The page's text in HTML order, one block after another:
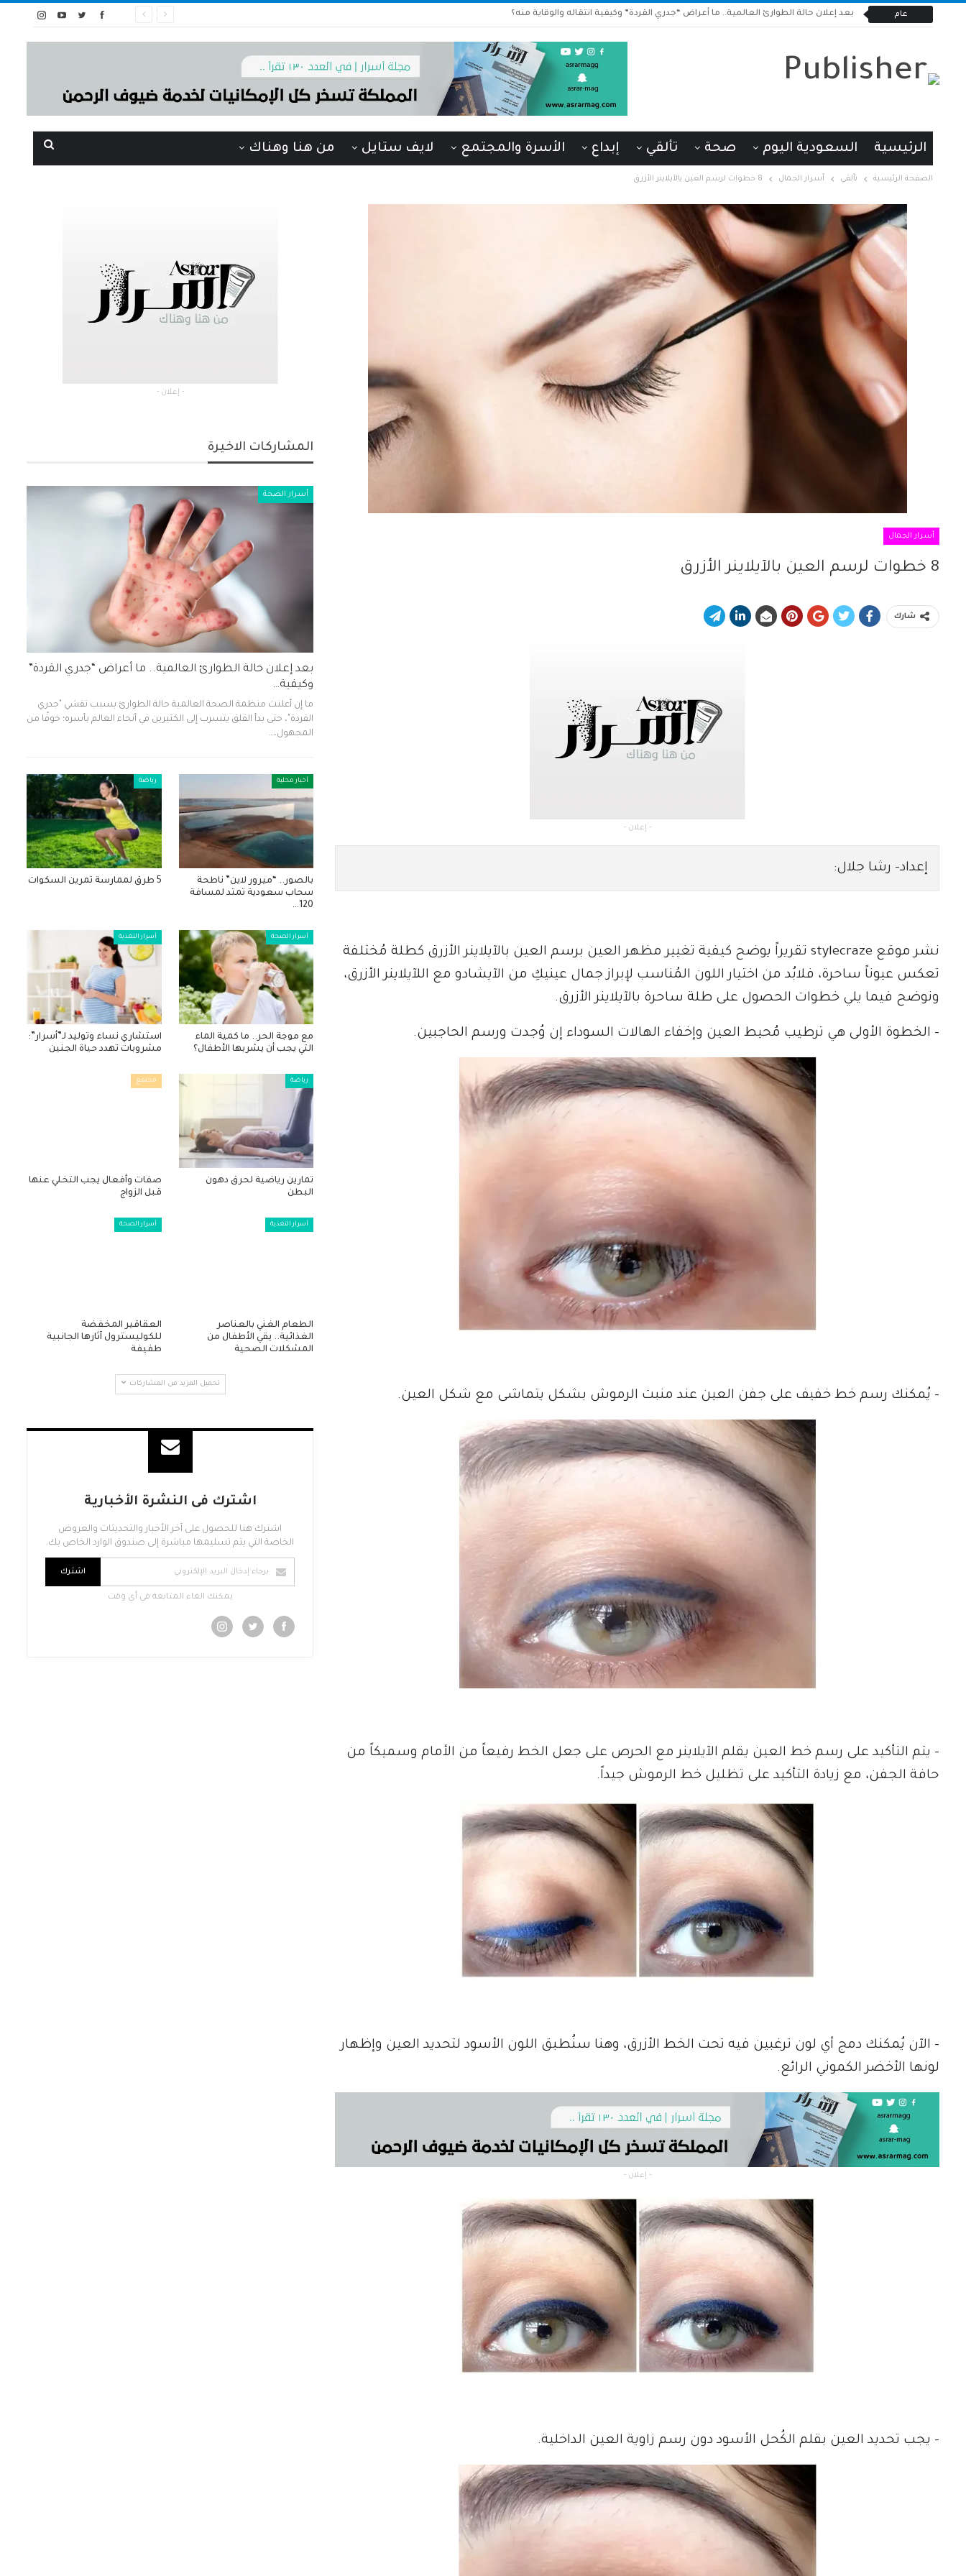
عام بعد إعلان حالة الطوارئ العالمية.. ما أعراض “جدري القردة” وكيفية انتقاله والوقاية منه؟
الرئيسية السعودية اليوم صحة تألقي إبداع الأسرة والمجتمع لايف ستايل من هنا وهناك
الصفحة الرئيسية تألقي أسرار الجمال 8 خطوات لرسم العين بالآيلاينر الأزرق
أسرار الجمال
8 خطوات لرسم العين بالآيلاينر الأزرق
شارك
- إعلان -
إعداد- رشا جلال:
نشر موقع stylecraze تقريراً يوضح كيفية تغيير مظهر العين برسم العين بالآيلاينر الأزرق كطلة مُختلفة
تعكس عيوناً ساحرة، فلابُد من اختيار اللون المُناسب لإبراز جمال عينيكِ من الآيشادو مع اللآيلاينر الأزرق،
ونوضح فيما يلي خطوات الحصول على طلة ساحرة بالآيلاينر الأزرق.
– الخطوة الأولى هي ترطيب مُحيط العين وإخفاء الهالات السوداء إن وُجدت ورسم الحاجبين.
– يُمكنك رسم خط خفيف على جفن العين عند منبت الرموش بشكل يتماشى مع شكل العين.
– يتم التأكيد على رسم خط العين يقلم الآيلاينر مع الحرص على جعل الخط رفيعاً من الأمام وسميكاً من
حافة الجفن، مع زيادة التأكيد على تظليل خط الرموش جيداً.
– الآن يُمكنك دمج أي لون ترغبين فيه تحت الخط الأزرق، وهنا سنُطبق اللون الأسود لتحديد العين وإظهار
لونها الأخضر الكموني الرائع.
- إعلان -
– يجب تحديد العين بقلم الكُحل الأسود دون رسم زاوية العين الداخلية.
- إعلان -
المشاركات الاخيرة
أسرار الصحة
بعد إعلان حالة الطوارئ العالمية.. ما أعراض “جدري القردة”
وكيفية…
ما إن أعلنت منظمة الصحة العالمية حالة الطوارئ بسبب تفشي "جدري
القردة"، حتى بدأ القلق يتسرب إلى الكثيرين في أنحاء العالم بأسره؛ خوفًا من
المجهول،…
أخبار محلية
بالصور.. “ميرور لاين” ناطحة
سحاب سعودية تمتد لمسافة
120…
رياضة
5 طرق لممارسة تمرين السكوات
أسرار الصحة
مع موجة الحر.. ما كمية الماء
التي يجب أن يشربها الأطفال؟
أسرار التغذية
استشاري نساء وتوليد لـ”أسرار”:
مشروبات تهدد حياة الجنين
رياضة
تمارين رياضية لحرق دهون
البطن
مجتمع
صفات وأفعال يجب التخلي عنها
قبل الزواج
أسرار التغذية
الطعام الغني بالعناصر
الغذائية.. يقي الأطفال من
المشكلات الصحية
أسرار الصحة
العقاقير المخفضة
للكوليسترول آثارها الجانبية
طفيفة
تحميل المزيد من المشاركات
اشترك فى النشرة الأخبارية
اشترك هنا للحصول على آخر الأخبار والتحديثات والعروض
الخاصة التي يتم تسليمها مباشرة إلى صندوق الوارد الخاص بك.
اشترك
يمكنك الغاء المتابعة فى أى وقت